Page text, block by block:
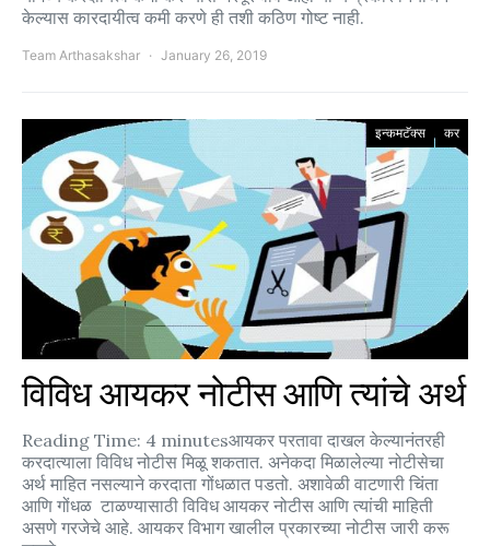
केल्यास कारदायीत्व कमी करणे ही तशी कठिण गोष्ट नाही.
Team Arthasakshar January 26, 2019
इन्कमटॅक्स कर
विविध आयकर नोटीस आणि त्यांचे अर्थ
Reading Time: 4 minutesआयकर परतावा दाखल केल्यानंतरही
करदात्याला विविध नोटीस मिळू शकतात. अनेकदा मिळालेल्या नोटीसेचा
अर्थ माहित नसल्याने करदाता गोंधळात पडतो. अशावेळी वाटणारी चिंता
आणि गोंधळ टाळण्यासाठी विविध आयकर नोटीस आणि त्यांची माहिती
असणे गरजेचे आहे. आयकर विभाग खालील प्रकारच्या नोटीस जारी करू